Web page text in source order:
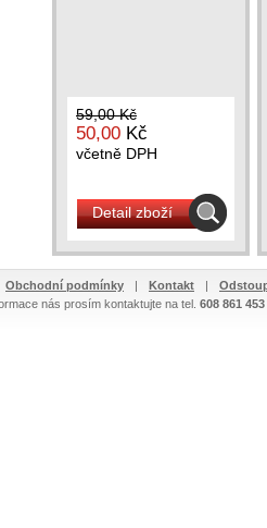
59,00 Kč
50,00 Kč
včetně DPH
Detail zboží
Obchodní podmínky | Kontakt |
nás prosím kontaktujte na tel. 608 861 453